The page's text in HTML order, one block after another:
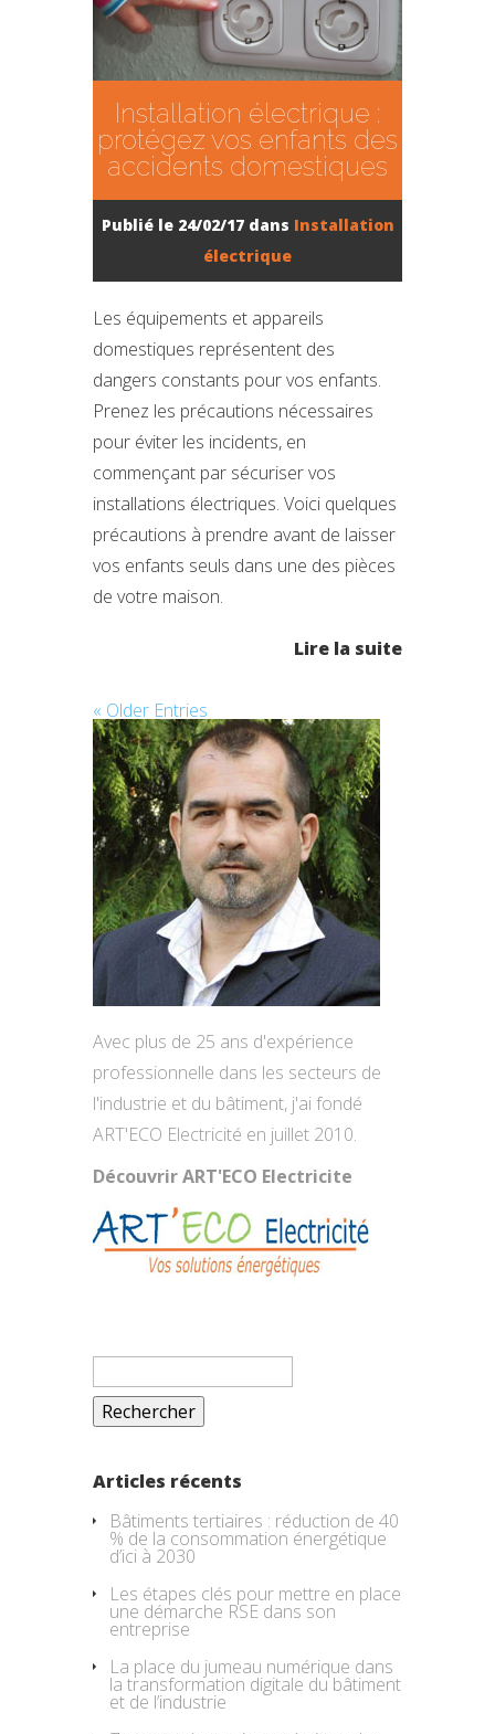
Installation électrique :
protégez vos enfants des
accidents domestiques
Publié le 24/02/17 dans Installation
électrique
Les équipements et appareils
domestiques représentent des
dangers constants pour vos enfants.
Prenez les précautions nécessaires
pour éviter les incidents, en
commençant par sécuriser vos
installations électriques. Voici quelques
précautions à prendre avant de laisser
vos enfants seuls dans une des pièces
de votre maison.
Lire la suite
« Older Entries
Avec plus de 25 ans d'expérience
professionnelle dans les secteurs de
l'industrie et du bâtiment, j'ai fondé
ART'ECO Electricité en juillet 2010.
Découvrir ART'ECO Electricite
Rechercher :
Articles récents
Bâtiments tertiaires : réduction de 40
% de la consommation énergétique
d’ici à 2030
Les étapes clés pour mettre en place
une démarche RSE dans son
entreprise
La place du jumeau numérique dans
la transformation digitale du bâtiment
et de l’industrie